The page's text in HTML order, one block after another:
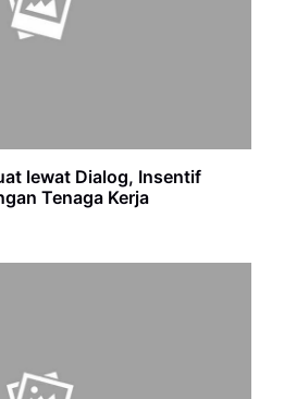
lewat Dialog, Insentif
Tenaga Kerja